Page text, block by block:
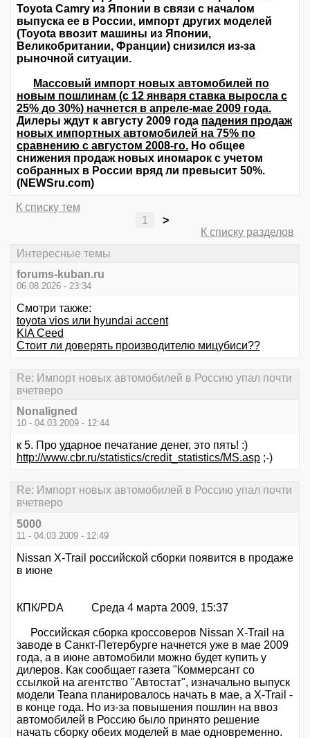
Toyota Camry из Японии в связи с началом
выпуска ее в России, импорт других моделей
(Toyota ввозит машины из Японии,
Великобритании, Франции) снизился из-за
рыночной ситуации.
Массовый импорт новых автомобилей по
новым пошлинам (с 12 января ставка выросла с
25% до 30%) начнется в апреле-мае 2009 года.
Дилеры ждут к августу 2009 года падения продаж
новых импортных автомобилей на 75% по
сравнению с августом 2008-го. Но общее
снижения продаж новых иномарок с учетом
собранных в России вряд ли превысит 50%.
(NEWSru.com)
К списку тем
1
>
К списку разделов
Интересные темы
forums-kuban.ru
06.08.2026 - 23:34
Смотри также:
toyota vios или hyundai accent
KIA Ceed
Стоит ли доверять производителю мицубиси??
Re: Импорт новых автомобилей в Россию упал почти
вчетверо
Nonaligned
10 - 04.03.2009 - 12:44
к 5. Про ударное печатание денег, это пять! :)
http://www.cbr.ru/statistics/credit_statistics/MS.asp ;-)
Re: Импорт новых автомобилей в Россию упал почти
вчетверо
5000
11 - 04.03.2009 - 12:49
Nissan X-Trail российской сборки появится в продаже
в июне
КПК/PDA Среда 4 марта 2009, 15:37
Российская сборка кроссоверов Nissan X-Trail на
заводе в Санкт-Петербурге начнется уже в мае 2009
года, а в июне автомобили можно будет купить у
дилеров. Как сообщает газета "Коммерсант со
ссылкой на агентство "Автостат", изначально выпуск
модели Teana планировалось начать в мае, а X-Trail -
в конце года. Но из-за повышения пошлин на ввоз
автомобилей в Россию было принято решение
начать сборку обеих моделей в мае одновременно.